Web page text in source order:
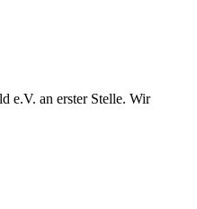
e.V. an erster Stelle. Wir